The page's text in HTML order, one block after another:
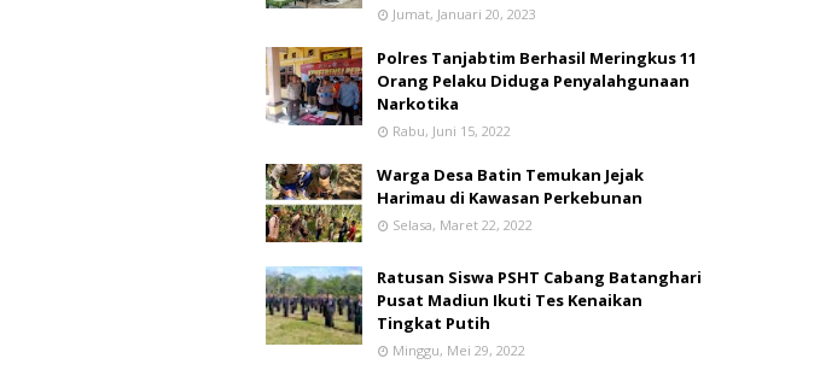
Jumat, Januari 20, 2023
Polres Tanjabtim Berhasil Meringkus 11
Orang Pelaku Diduga Penyalahgunaan
Narkotika
Rabu, Juni 15, 2022
Warga Desa Batin Temukan Jejak
Harimau di Kawasan Perkebunan
Selasa, Maret 22, 2022
Ratusan Siswa PSHT Cabang Batanghari
Pusat Madiun Ikuti Tes Kenaikan
Tingkat Putih
Minggu, Mei 29, 2022